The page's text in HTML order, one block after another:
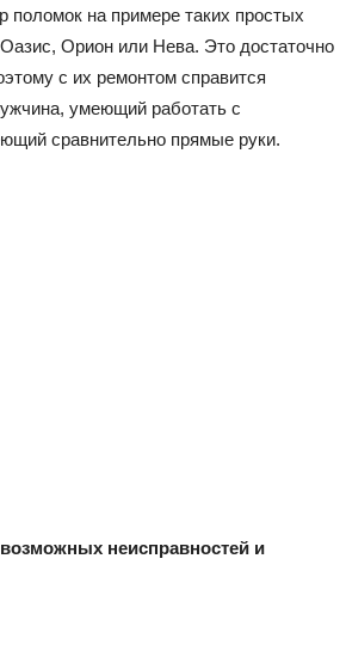
поломок на примере таких простых
Оазис, Орион или Нева. Это достаточно
с их ремонтом справится
умеющий работать с
сравнительно прямые руки.
неисправностей и